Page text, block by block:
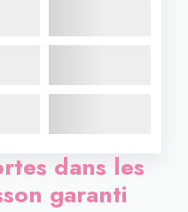
dans les
garanti